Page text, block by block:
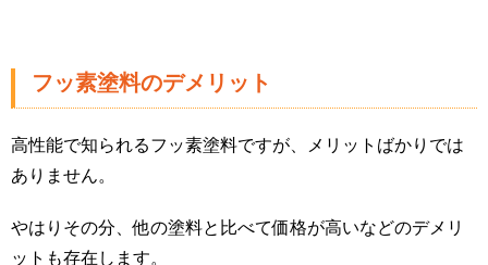
フッ素塗料のデメリット
高性能で知られるフッ素塗料ですが、メリットばかりでは
ありません。
やはりその分、他の塗料と比べて価格が高いなどのデメリ
ットも存在します。